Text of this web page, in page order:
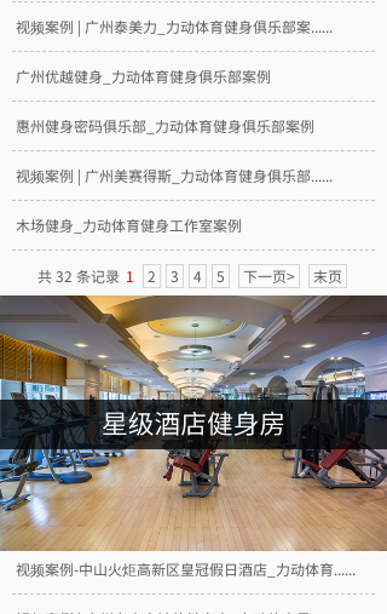
视频案例 | 广州泰美力_力动体育健身俱乐部案......
广州优越健身_力动体育健身俱乐部案例
惠州健身密码俱乐部_力动体育健身俱乐部案例
视频案例 | 广州美赛得斯_力动体育健身俱乐部......
木场健身_力动体育健身工作室案例
共 32 条记录 1 2 3 4 5 下一页> 末页
视频案例-中山火炬高新区皇冠假日酒店_力动体育......